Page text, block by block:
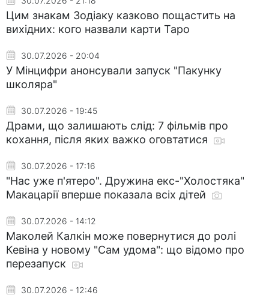
Цим знакам Зодіаку казково пощастить на
вихідних: кого назвали карти Таро
30.07.2026 - 20:04
У Мінцифри анонсували запуск "Пакунку
школяра"
30.07.2026 - 19:45
Драми, що залишають слід: 7 фільмів про
кохання, після яких важко оговтатися
30.07.2026 - 17:16
"Нас уже п'ятеро". Дружина екс-"Холостяка"
Макацарії вперше показала всіх дітей
30.07.2026 - 14:12
Маколей Калкін може повернутися до ролі
Кевіна у новому "Сам удома": що відомо про
перезапуск
30.07.2026 - 12:46